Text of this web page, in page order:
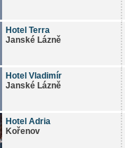
Hotel Terra
Janské Lázně
Hotel Vladimír
Janské Lázně
Hotel Adria
Kořenov